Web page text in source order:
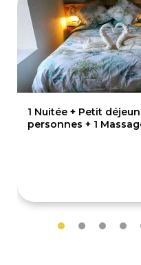
1 Nuitée + Petit
personnes + 1